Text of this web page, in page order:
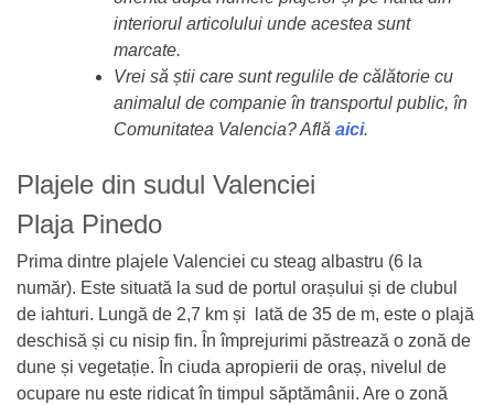
interiorul articolului unde acestea sunt
marcate.
Vrei să știi care sunt regulile de călătorie cu
animalul de companie în transportul public, în
Comunitatea Valencia? Află aici.
Plajele din sudul Valenciei
Plaja Pinedo
Prima dintre plajele Valenciei cu steag albastru (6 la
număr). Este situată la sud de portul orașului și de clubul
de iahturi. Lungă de 2,7 km și lată de 35 de m, este o plajă
deschisă și cu nisip fin. În împrejurimi păstrează o zonă de
dune și vegetație. În ciuda apropierii de oraș, nivelul de
ocupare nu este ridicat în timpul săptămânii. Are o zonă